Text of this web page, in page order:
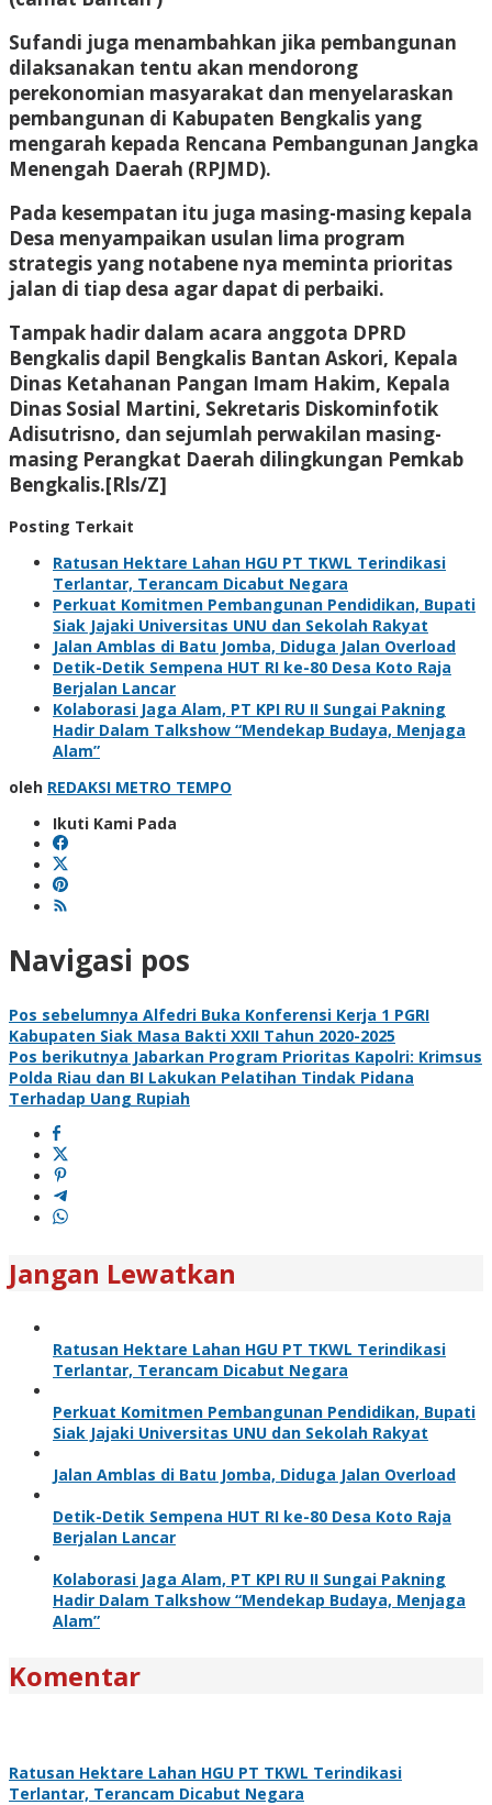
Sufandi juga menambahkan jika pembangunan
dilaksanakan tentu akan mendorong
perekonomian masyarakat dan menyelaraskan
pembangunan di Kabupaten Bengkalis yang
mengarah kepada Rencana Pembangunan Jangka
Menengah Daerah (RPJMD).
Pada kesempatan itu juga masing-masing kepala
Desa menyampaikan usulan lima program
strategis yang notabene nya meminta prioritas
jalan di tiap desa agar dapat di perbaiki.
Tampak hadir dalam acara anggota DPRD
Bengkalis dapil Bengkalis Bantan Askori, Kepala
Dinas Ketahanan Pangan Imam Hakim, Kepala
Dinas Sosial Martini, Sekretaris Diskominfotik
Adisutrisno, dan sejumlah perwakilan masing-
masing Perangkat Daerah dilingkungan Pemkab
Bengkalis.[Rls/Z]
Posting Terkait
Ratusan Hektare Lahan HGU PT TKWL Terindikasi
Terlantar, Terancam Dicabut Negara
Perkuat Komitmen Pembangunan Pendidikan, Bupati
Siak Jajaki Universitas UNU dan Sekolah Rakyat
Jalan Amblas di Batu Jomba, Diduga Jalan Overload
Detik-Detik Sempena HUT RI ke-80 Desa Koto Raja
Berjalan Lancar
Kolaborasi Jaga Alam, PT KPI RU II Sungai Pakning
Hadir Dalam Talkshow “Mendekap Budaya, Menjaga
Alam”
oleh REDAKSI METRO TEMPO
Ikuti Kami Pada
Navigasi pos
Pos sebelumnya Alfedri Buka Konferensi Kerja 1 PGRI
Kabupaten Siak Masa Bakti XXII Tahun 2020-2025
Pos berikutnya Jabarkan Program Prioritas Kapolri: Krimsus
Polda Riau dan BI Lakukan Pelatihan Tindak Pidana
Terhadap Uang Rupiah
Jangan Lewatkan
Ratusan Hektare Lahan HGU PT TKWL Terindikasi
Terlantar, Terancam Dicabut Negara
Perkuat Komitmen Pembangunan Pendidikan, Bupati
Siak Jajaki Universitas UNU dan Sekolah Rakyat
Jalan Amblas di Batu Jomba, Diduga Jalan Overload
Detik-Detik Sempena HUT RI ke-80 Desa Koto Raja
Berjalan Lancar
Kolaborasi Jaga Alam, PT KPI RU II Sungai Pakning
Hadir Dalam Talkshow “Mendekap Budaya, Menjaga
Alam”
Komentar
Ratusan Hektare Lahan HGU PT TKWL Terindikasi
Terlantar, Terancam Dicabut Negara